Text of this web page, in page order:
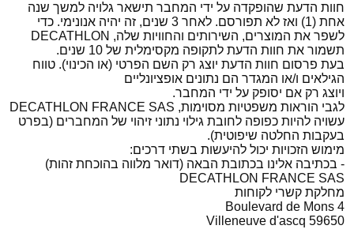
חוות הדעת שהופקדה על ידי המחבר תישאר גלויה למשך שנה
אחת (1) ואז לא תפורסם. לאחר 3 שנים, זה יהיה אנונימי. כדי
לשפר את המוצרים, השירותים והחוויות שלה, DECATHLON
תשמור את חוות הדעת לתקופה מקסימלית של 10 שנים.
בעת פרסום חוות הדעת יוצג רק השם הפרטי (או הכינוי). טווח
הגילאים ו/או המגדר הם נתונים אופציונליים
ויוצג רק אם יסופק על ידי המחבר.
לגבי הוראות משפטיות מסוימות, DECATHLON FRANCE SAS
עשויה להיות כפופה לחובת גילוי נתוני זיהוי של המחברים (בפרט
בעקבות החלטה שיפוטית).
מימוש הזכויות יכול להיעשות בשתי דרכים:
- בכתיבה אלינו בכתובת הבאה (דואר מלווה בהוכחת זהות)
DECATHLON FRANCE SAS
מחלקת קשרי לקוחות
4 Boulevard de Mons
59650 Villeneuve d'ascq